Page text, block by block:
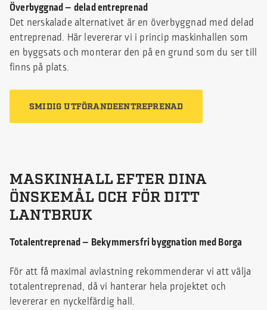
Överbyggnad – delad entreprenad
Det nerskalade alternativet är en överbyggnad med delad
entreprenad. Här levererar vi i princip maskinhallen som
en byggsats och monterar den på en grund som du ser till
finns på plats.
SMIDIG UTFÖRANDEENTREPRENAD
MASKINHALL EFTER DINA
ÖNSKEMÅL OCH FÖR DITT
LANTBRUK
Totalentreprenad – Bekymmersfri byggnation med Borga
För att få maximal avlastning rekommenderar vi att välja
totalentreprenad, då vi hanterar hela projektet och
levererar en nyckelfärdig hall.